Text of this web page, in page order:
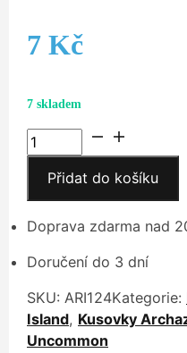
7 Kč
7 skladem
Denahi,
Impatient
Hunter
množství
Přidat do košíku
Doprava zdarma nad
Doručení do 3 dní
SKU: ARI124Kategorie:
Island, Kusovky
Uncommon